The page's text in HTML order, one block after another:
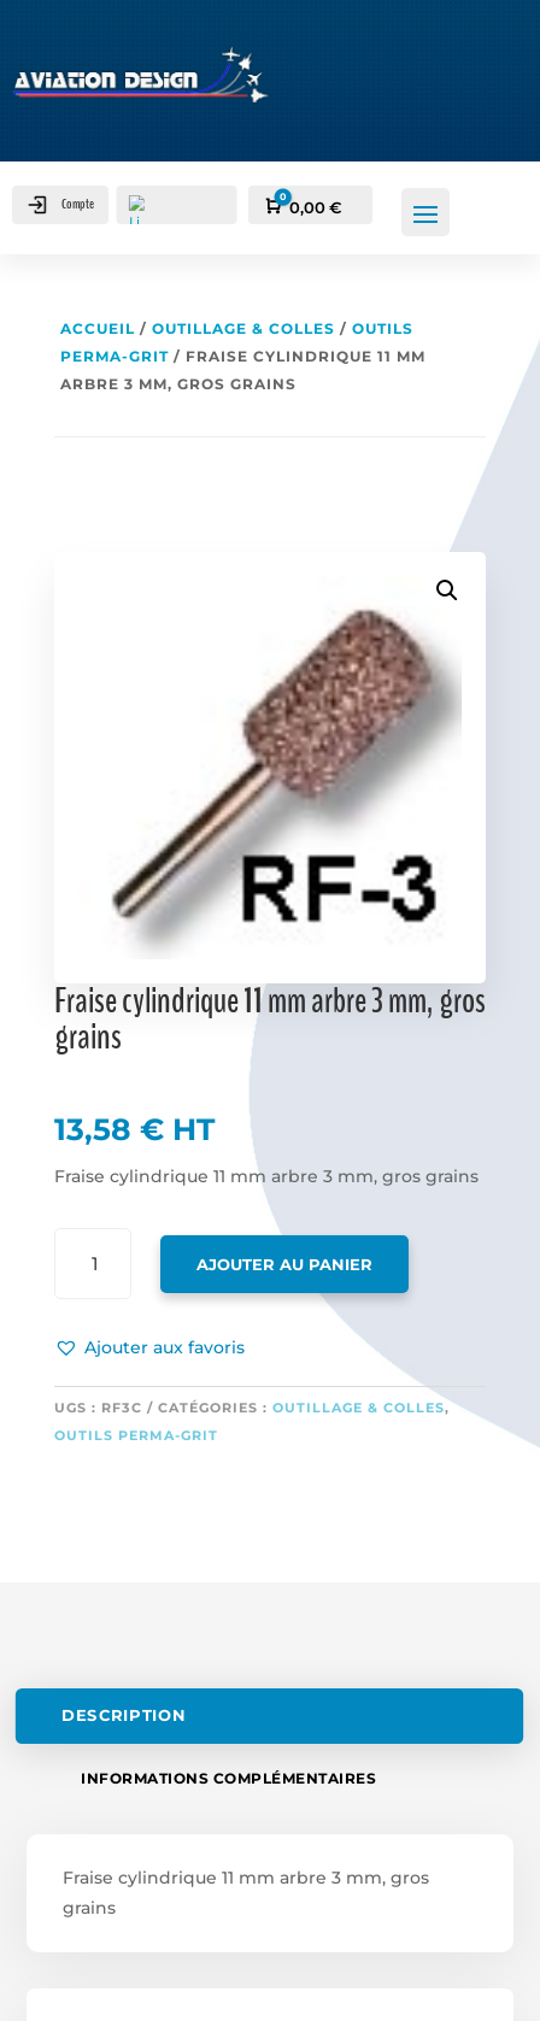
Compte Panier
0
0,00€
ACCUEIL / OUTILLAGE & COLLES / OUTILS
PERMA-GRIT/ FRAISE CYLINDRIQUE 11 MM
ARBRE 3 MM, GROS GRAINS
Fraise cylindrique 11 mm arbre 3 mm, gros
grains
13,58 € HT
Fraise cylindrique 11 mm arbre 3 mm, gros grains
11 MM
3 MM,
GROS
AJOUTER AU PANIER
Ajouter aux favoris
UGS : RF3C CATÉGORIES : OUTILLAGE & COLLES,
OUTILS PERMA-GRIT
DESCRIPTION
INFORMATIONS COMPLÉMENTAIRES
Fraise cylindrique 11 mm arbre 3 mm, gros
grains